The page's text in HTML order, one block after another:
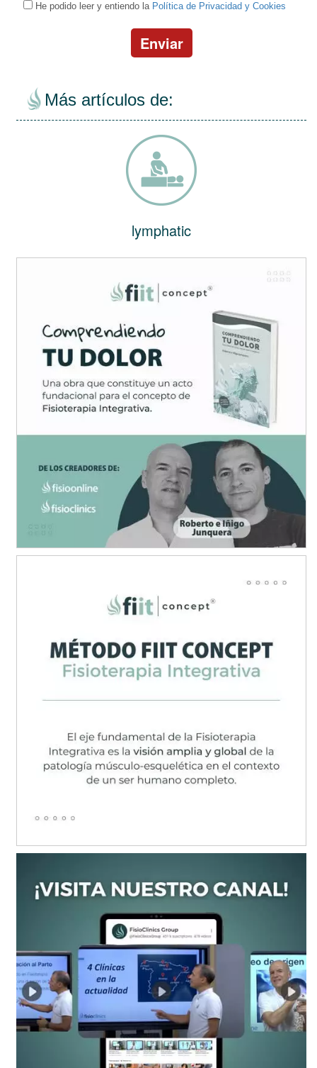
He podido leer y entiendo la Política de Privacidad y Cookies
Enviar
Más artículos de:
lymphatic